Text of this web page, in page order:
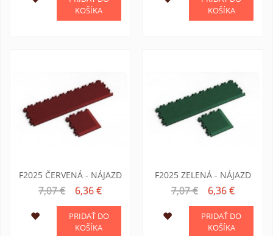
KOŠÍKA
KOŠÍKA
F2025 ČERVENÁ - NÁJAZD
7,07 € 6,36 €
PRIDAŤ DO
KOŠÍKA
F2025 ZELENÁ - NÁJAZD
7,07 € 6,36 €
PRIDAŤ DO
KOŠÍKA